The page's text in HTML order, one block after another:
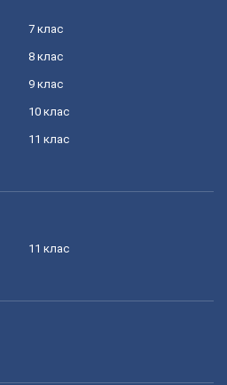
7 клас
8 клас
9 клас
10 клас
11 клас
11 клас